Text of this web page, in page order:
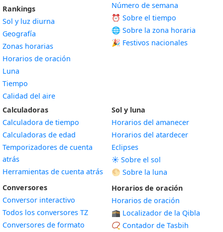
Rankings
Sol y luz diurna
Geografía
Zonas horarias
Horarios de oración
Luna
Tiempo
Calidad del aire
Número de semana
⏰ Sobre el tiempo
🌐 Sobre la zona horaria
🎉 Festivos nacionales
Calculadoras
Calculadora de tiempo
Calculadoras de edad
Temporizadores de cuenta
atrás
Herramientas de cuenta atrás
Conversores
Conversor interactivo
Todos los conversores TZ
Conversores de formato
Sol y luna
Horarios del amanecer
Horarios del atardecer
Eclipses
☀️ Sobre el sol
🌕 Sobre la luna
Horarios de oración
Horarios de oración
🕋 Localizador de la Qibla
📿 Contador de Tasbih